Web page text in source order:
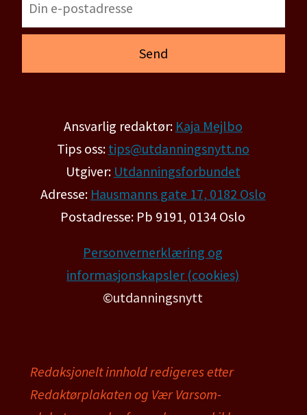
Ansvarlig redaktør: Kaja Mejlbo
Tips oss: tips@utdanningsnytt.no
Utgiver: Utdanningsforbundet
Adresse: Hausmanns gate 17, 0182 Oslo
Postadresse: Pb 9191, 0134 Oslo
Personvernerklæring og
informasjonskapsler (cookies)
©utdanningsnytt
Redaksjonelt innhold redigeres etter
Redaktørplakaten og Vær Varsom-